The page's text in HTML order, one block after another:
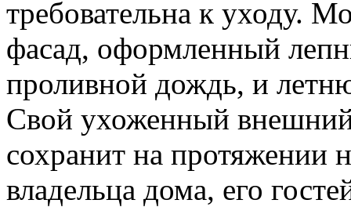
требовательна к уходу.
фасад, оформленный
проливной дождь, и
Свой ухоженный
сохранит на протяжении
владельца дома, его